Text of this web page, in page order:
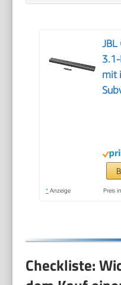
JBL
mit
* Anzeige Preis
Checkliste: